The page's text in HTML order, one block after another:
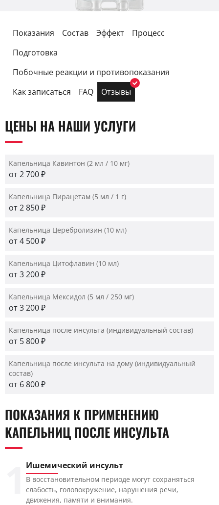
Показания Состав Эффект
Процесс
Подготовка
Побочные реакции и противопоказания
Как записаться
FAQ Отзывы
ЦЕНЫ НА НАШИ УСЛУГИ
Капельница Кавинтон (2 мл / 10 мг)
от 2 700 ₽
Капельница Пирацетам (5 мл / 1 г)
от 2 850 ₽
Капельница Церебролизин (10 мл)
от 4 500 ₽
Капельница Цитофлавин (10 мл)
от 3 200 ₽
Капельница Мексидол (5 мл / 250 мг)
от 3 200 ₽
Капельница после инсульта (индивидуальный состав)
от 5 800 ₽
Капельница после инсульта на дому (индивидуальный
состав)
от 6 800 ₽
ПОКАЗАНИЯ К ПРИМЕНЕНИЮ
КАПЕЛЬНИЦ ПОСЛЕ ИНСУЛЬТА
Ишемический инсульт
В восстановительном периоде могут сохраняться
слабость, головокружение, нарушения речи,
движения, памяти и внимания.